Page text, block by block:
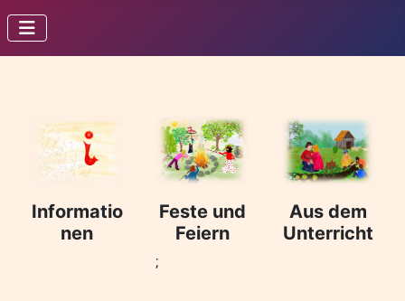
Informatio
nen
Feste und
Feiern
;
Aus dem
Unterricht